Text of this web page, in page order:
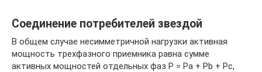
Соединение потребителей звездой
В общем случае несимметричной нагрузки активная
мощность трехфазного приемника равна сумме
активных мощностей отдельных фаз P = Pa + Pb + Pc,